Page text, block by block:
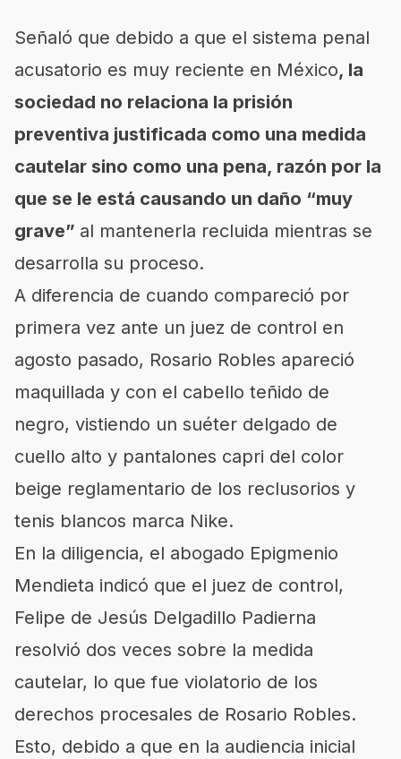
Señaló que debido a que el sistema penal
acusatorio es muy reciente en México, la
sociedad no relaciona la prisión
preventiva justificada como una medida
cautelar sino como una pena, razón por la
que se le está causando un daño “muy
grave” al mantenerla recluida mientras se
desarrolla su proceso.
A diferencia de cuando compareció por
primera vez ante un juez de control en
agosto pasado, Rosario Robles apareció
maquillada y con el cabello teñido de
negro, vistiendo un suéter delgado de
cuello alto y pantalones capri del color
beige reglamentario de los reclusorios y
tenis blancos marca Nike.
En la diligencia, el abogado Epigmenio
Mendieta indicó que el juez de control,
Felipe de Jesús Delgadillo Padierna
resolvió dos veces sobre la medida
cautelar, lo que fue violatorio de los
derechos procesales de Rosario Robles.
Esto, debido a que en la audiencia inicial